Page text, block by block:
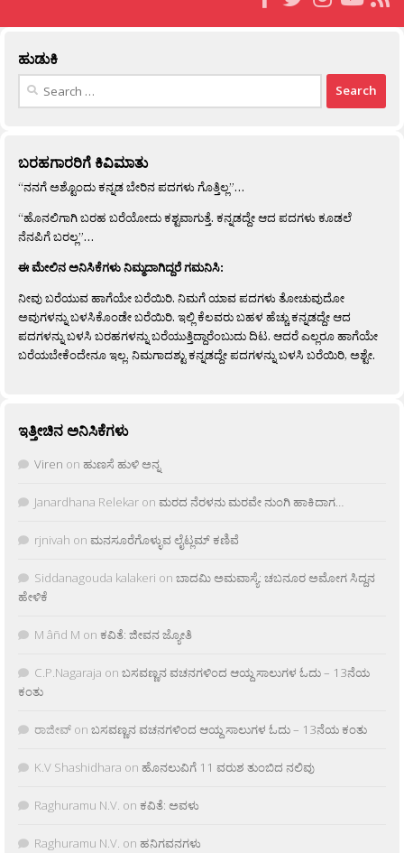
ಹುಡುಕಿ
Search
ಬರಹಗಾರರಿಗೆ ಕಿವಿಮಾತು
“ನನಗೆ ಅಶ್ಟೊಂದು ಕನ್ನಡ ಬೇರಿನ ಪದಗಳು ಗೊತ್ತಿಲ್ಲ”…
“ಹೊನಲಿಗಾಗಿ ಬರಹ ಬರೆಯೋದು ಕಶ್ಟವಾಗುತ್ತೆ. ಕನ್ನಡದ್ದೇ ಆದ ಪದಗಳು ಕೂಡಲೆ
ನೆನಪಿಗೆ ಬರಲ್ಲ”…
ಈ ಮೇಲಿನ ಅನಿಸಿಕೆಗಳು ನಿಮ್ಮದಾಗಿದ್ದರೆ ಗಮನಿಸಿ:
ನೀವು ಬರೆಯುವ ಹಾಗೆಯೇ ಬರೆಯಿರಿ. ನಿಮಗೆ ಯಾವ ಪದಗಳು ತೋಚುವುದೋ
ಅವುಗಳನ್ನು ಬಳಸಿಕೊಂಡೇ ಬರೆಯಿರಿ. ಇಲ್ಲಿ ಕೆಲವರು ಬಹಳ ಹೆಚ್ಚು ಕನ್ನಡದ್ದೇ ಆದ
ಪದಗಳನ್ನು ಬಳಸಿ ಬರಹಗಳನ್ನು ಬರೆಯುತ್ತಿದ್ದಾರೆಂಬುದು ದಿಟ. ಆದರೆ ಎಲ್ಲರೂ ಹಾಗೆಯೇ
ಬರೆಯಬೇಕೆಂದೇನೂ ಇಲ್ಲ. ನಿಮಗಾದಶ್ಟು ಕನ್ನಡದ್ದೇ ಪದಗಳನ್ನು ಬಳಸಿ ಬರೆಯಿರಿ, ಅಶ್ಟೇ.
ಇತ್ತೀಚಿನ ಅನಿಸಿಕೆಗಳು
Viren on ಹುಣಸೆ ಹುಳಿ ಅನ್ನ
Janardhana Relekar on ಮರದ ನೆರಳನು ಮರವೇ ನುಂಗಿ ಹಾಕಿದಾಗ…
rjnivah on ಮನಸೂರೆಗೊಳ್ಳುವ ಲೈಟ್ಲಮ್ ಕಣಿವೆ
Siddanagouda kalakeri on ಬಾದಮಿ ಅಮವಾಸ್ಯೆ: ಚಬನೂರ ಅಮೋಗ ಸಿದ್ದನ
ಹೇಳಿಕೆ
M âñd M on ಕವಿತೆ: ಜೀವನ ಜ್ಯೋತಿ
C.P.Nagaraja on ಬಸವಣ್ಣನ ವಚನಗಳಿಂದ ಆಯ್ದ ಸಾಲುಗಳ ಓದು – 13ನೆಯ
ಕಂತು
ರಾಜೀವ್ on ಬಸವಣ್ಣನ ವಚನಗಳಿಂದ ಆಯ್ದ ಸಾಲುಗಳ ಓದು – 13ನೆಯ ಕಂತು
K.V Shashidhara on ಹೊನಲುವಿಗೆ 11 ವರುಶ ತುಂಬಿದ ನಲಿವು
Raghuramu N.V. on ಕವಿತೆ: ಅವಳು
Raghuramu N.V. on ಹನಿಗವನಗಳು